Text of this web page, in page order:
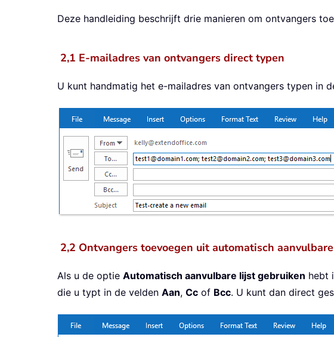
Deze handleiding beschrijft drie manieren om ontvangers
2,1 E-mailadres van ontvangers direct typen
U kunt handmatig het e-mailadres van ontvangers typen in
2,2 Ontvangers toevoegen uit automatisch
Als u de optie Automatisch aanvulbare lijst gebruiken hebt
die u typt in de velden Aan, Cc of Bcc. U kunt dan direct